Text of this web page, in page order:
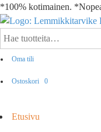
*100% kotimainen.
Oma tili
Ostoskori 0
Etusivu